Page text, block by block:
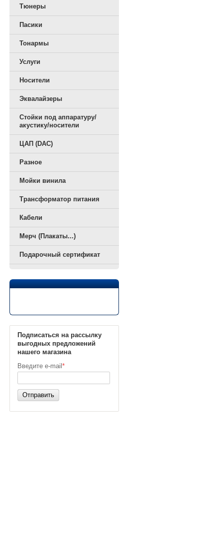
Тюнеры
Пасики
Тонармы
Услуги
Носители
Эквалайзеры
Стойки под аппаратуру/
акустику/носители
ЦАП (DAC)
Разное
Мойки винила
Трансформатор питания
Кабели
Мерч (Плакаты...)
Подарочный сертификат
Подписаться на рассылку
выгодных предложений
нашего магазина
Введите e-mail *
Отправить